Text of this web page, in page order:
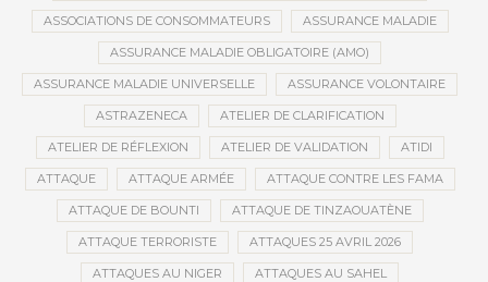
ASSOCIATIONS DE CONSOMMATEURS ASSURANCE MALADIE
ASSURANCE MALADIE OBLIGATOIRE (AMO)
ASSURANCE MALADIE UNIVERSELLE ASSURANCE VOLONTAIRE
ASTRAZENECA ATELIER DE CLARIFICATION
ATELIER DE RÉFLEXION ATELIER DE VALIDATION ATIDI
ATTAQUE ATTAQUE ARMÉE ATTAQUE CONTRE LES FAMA
ATTAQUE DE BOUNTI ATTAQUE DE TINZAOUATÈNE
ATTAQUE TERRORISTE ATTAQUES 25 AVRIL 2026
ATTAQUES AU NIGER ATTAQUES AU SAHEL